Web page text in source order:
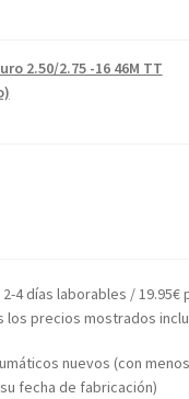
2.50/2.75 -16 46M TT
2-4 días laborables / 19.95€
los precios mostrados
nuevos (con
fecha de fabricación)